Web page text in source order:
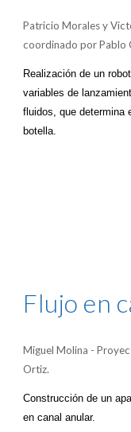
Patricio Morales y
coordinado por Pablo
Realización de un
variables de
fluidos, que determina
botella.
Flujo en
Miguel Molina -
Ortiz.
Construcción de un
en canal anular.